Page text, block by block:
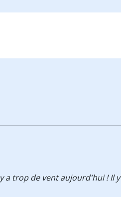
a trop de vent aujourd'hui ! Il